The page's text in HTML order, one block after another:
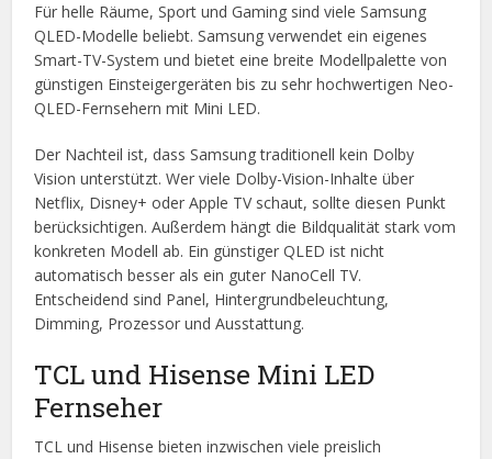
Für helle Räume, Sport und Gaming sind viele Samsung
QLED-Modelle beliebt. Samsung verwendet ein eigenes
Smart-TV-System und bietet eine breite Modellpalette von
günstigen Einsteigergeräten bis zu sehr hochwertigen Neo-
QLED-Fernsehern mit Mini LED.
Der Nachteil ist, dass Samsung traditionell kein Dolby
Vision unterstützt. Wer viele Dolby-Vision-Inhalte über
Netflix, Disney+ oder Apple TV schaut, sollte diesen Punkt
berücksichtigen. Außerdem hängt die Bildqualität stark vom
konkreten Modell ab. Ein günstiger QLED ist nicht
automatisch besser als ein guter NanoCell TV.
Entscheidend sind Panel, Hintergrundbeleuchtung,
Dimming, Prozessor und Ausstattung.
TCL und Hisense Mini LED
Fernseher
TCL und Hisense bieten inzwischen viele preislich